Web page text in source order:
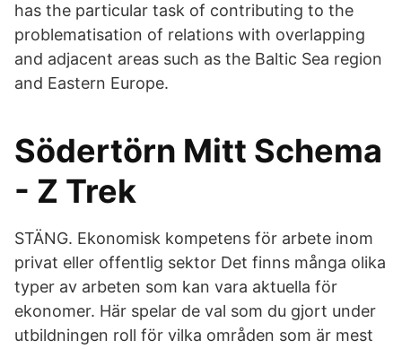
has the particular task of contributing to the
problematisation of relations with overlapping
and adjacent areas such as the Baltic Sea region
and Eastern Europe.
Södertörn Mitt Schema
- Z Trek
STÄNG. Ekonomisk kompetens för arbete inom
privat eller offentlig sektor Det finns många olika
typer av arbeten som kan vara aktuella för
ekonomer. Här spelar de val som du gjort under
utbildningen roll för vilka områden som är mest